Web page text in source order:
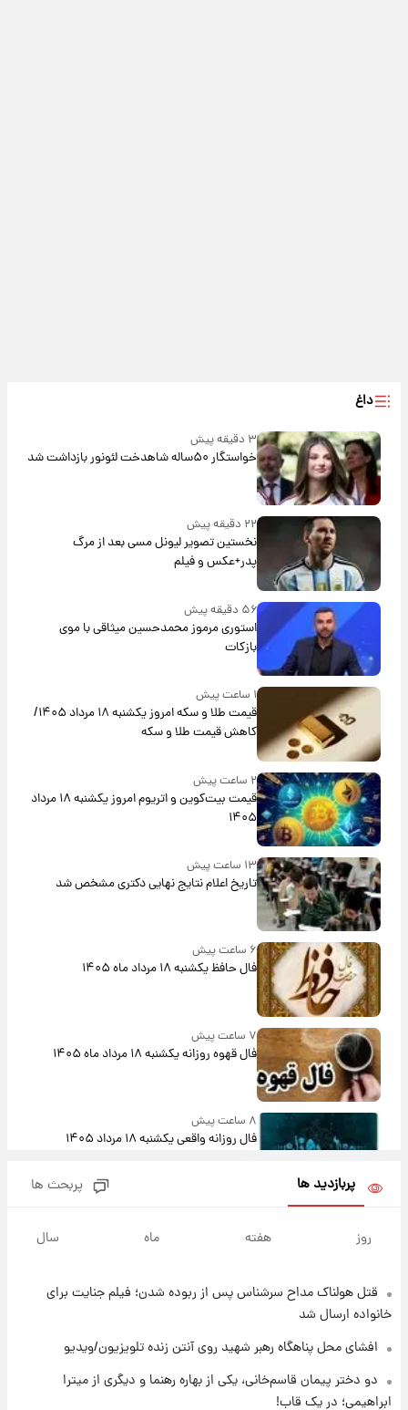
داغ
۳ دقیقه پیش
خواستگار ۵۰ساله شاهدخت لئونور بازداشت شد
۲۲ دقیقه پیش
نخستین تصویر لیونل مسی بعد از مرگ
پدر+عکس و فیلم
۵۶ دقیقه پیش
استوری مرموز محمدحسین میثاقی با موی
بازکات
۱ ساعت پیش
قیمت طلا و سکه امروز یکشنبه ۱۸ مرداد ۱۴۰۵/
کاهش قیمت طلا و سکه
۲ ساعت پیش
قیمت بیت‌کوین و اتریوم امروز یکشنبه ۱۸ مرداد
۱۴۰۵
۱۳ ساعت پیش
تاریخ اعلام نتایج نهایی دکتری مشخص شد
۶ ساعت پیش
فال حافظ یکشنبه ۱۸ مرداد ماه ۱۴۰۵
۷ ساعت پیش
فال قهوه روزانه یکشنبه ۱۸ مرداد ماه ۱۴۰۵
۸ ساعت پیش
فال روزانه واقعی یکشنبه ۱۸ مرداد ۱۴۰۵
جدول
۱۶ ساعت پیش
۱۹ ساعت پیش
پربازدید ها پربحث ها
روز هفته ماه سال
قتل هولناک مداح سرشناس پس از ربوده شدن؛ فیلم جنایت برای
خانواده ارسال شد
افشای محل پناهگاه‌ رهبر شهید روی آنتن زنده تلویزیون/ویدیو
دو دختر پیمان قاسم‌خانی، یکی از بهاره رهنما و دیگری از میترا
ابراهیمی؛ در یک قاب!